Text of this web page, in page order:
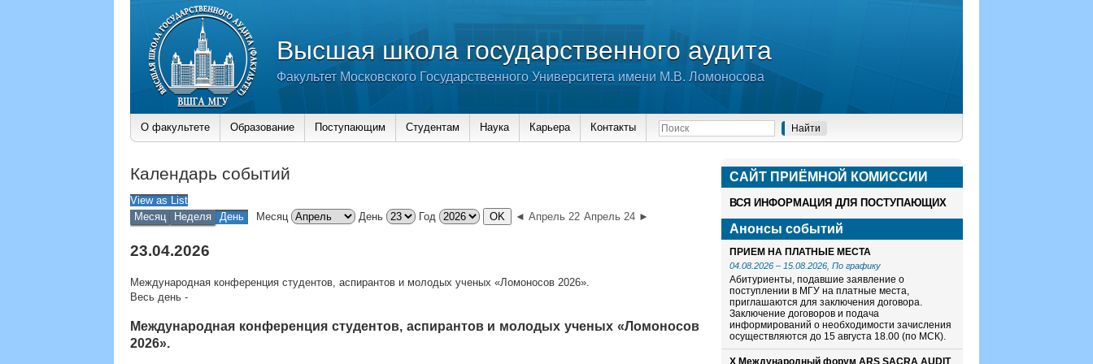
Высшая школа государственного аудита
Факультет Московского Государственного Университета имени М.В. Ломоносова
О факультете Образование Поступающим Студентам Наука Карьера Контакты
Календарь событий
View asList
Месяц
Неделя День Месяц День Год ◄ Апрель 22 Апрель 24 ►
23.04.2026
Международная конференция студентов, аспирантов и молодых ученых «Ломоносов 2026».
Весь день -
Международная конференция студентов, аспирантов и молодых ученых «Ломоносов
2026».
САЙТ ПРИЁМНОЙ КОМИСCИИ
ВСЯ ИНФОРМАЦИЯ ДЛЯ ПОСТУПАЮЩИХ
Анонсы событий
ПРИЕМ НА ПЛАТНЫЕ МЕСТА
04.08.2026 – 15.08.2026 , По графику
Абитуриенты, подавшие заявление о
поступлении в МГУ на платные места,
приглашаются для заключения договора.
Заключение договоров и подача
информирований о необходимости зачисления
осуществляются до 15 августа 18.00 (по МСК).
X Международный форум ARS SACRA AUDIT